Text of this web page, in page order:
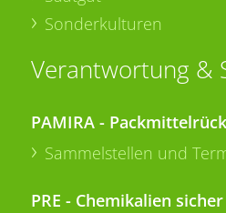
Sonderkulturen
Verantwortung &
PAMIRA -
Sammelstellen und
PRE - Chemikalien